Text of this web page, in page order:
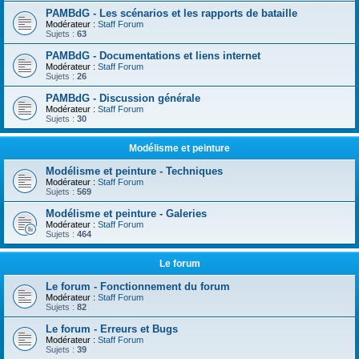
PAMBdG - Les scénarios et les rapports de bataille
Modérateur : Staff Forum
Sujets : 63
PAMBdG - Documentations et liens internet
Modérateur : Staff Forum
Sujets : 26
PAMBdG - Discussion générale
Modérateur : Staff Forum
Sujets : 30
Modélisme et peinture
Modélisme et peinture - Techniques
Modérateur : Staff Forum
Sujets : 569
Modélisme et peinture - Galeries
Modérateur : Staff Forum
Sujets : 464
Le forum
Le forum - Fonctionnement du forum
Modérateur : Staff Forum
Sujets : 82
Le forum - Erreurs et Bugs
Modérateur : Staff Forum
Sujets : 39